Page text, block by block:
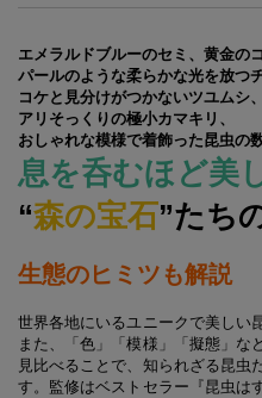
エメラルドブルーのセミ、黄金の
パールのような柔らかな光を放つチ
コケと見分けがつかないツユムシ、
アリそっくりの極小カマキリ、
おしゃれな模様で着飾った昆虫
息を呑むほど美
“森の宝石”たち
生態のヒミツも解説
世界各地にいるユニークで美しい
また、「色」「模様」「擬態」な
見比べることで、知られざる昆虫
す。監修はベストセラー『昆虫は